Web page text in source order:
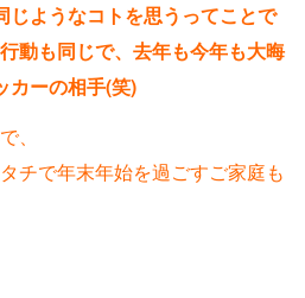
じようなコトを思うってことで
動も同じで、去年も今年も大晦
カーの相手(笑)
、
チで年末年始を過ごすご家庭も